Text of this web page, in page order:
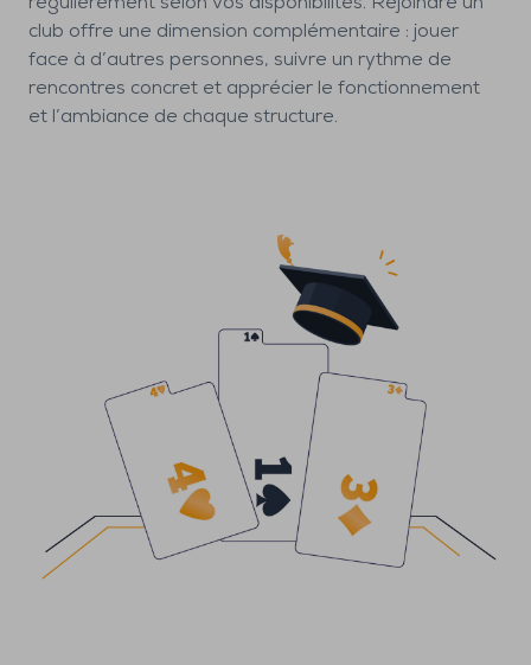
club offre une dimension complémentaire : jouer
face à d’autres personnes, suivre un rythme de
rencontres concret et apprécier le fonctionnement
et l’ambiance de chaque structure.